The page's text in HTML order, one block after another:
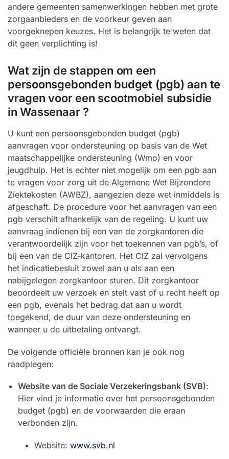
andere gemeenten samenwerkingen hebben met grote
zorgaanbieders en de voorkeur geven aan
voorgeknepen keuzes. Het is belangrijk te weten dat
dit geen verplichting is!
Wat zijn de stappen om een
persoonsgebonden budget (pgb) aan te
vragen voor een scootmobiel subsidie
in Wassenaar ?
U kunt een persoonsgebonden budget (pgb)
aanvragen voor ondersteuning op basis van de Wet
maatschappelijke ondersteuning (Wmo) en voor
jeugdhulp. Het is echter niet mogelijk om een pgb aan
te vragen voor zorg uit de Algemene Wet Bijzondere
Ziektekosten (AWBZ), aangezien deze wet inmiddels is
afgeschaft. De procedure voor het aanvragen van een
pgb verschilt afhankelijk van de regeling. U kunt uw
aanvraag indienen bij een van de zorgkantoren die
verantwoordelijk zijn voor het toekennen van pgb’s, of
bij een van de CIZ-kantoren. Het CIZ zal vervolgens
het indicatiebesluit zowel aan u als aan een
nabijgelegen zorgkantoor sturen. Dit zorgkantoor
beoordeelt uw verzoek en stelt vast of u recht heeft op
een pgb, evenals het bedrag dat aan u wordt
toegekend, de duur van deze ondersteuning en
wanneer u de uitbetaling ontvangt.
De volgende officiële bronnen kan je ook nog
raadplegen:
Website van de Sociale Verzekeringsbank (SVB):
Hier vind je informatie over het persoonsgebonden
budget (pgb) en de voorwaarden die eraan
verbonden zijn.
Website: www.svb.nl